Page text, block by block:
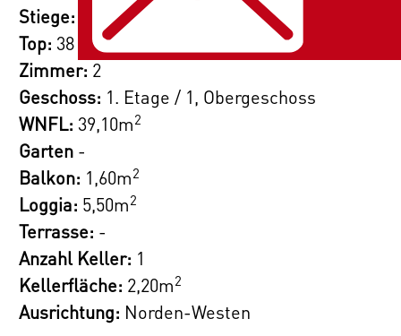
Bedürfnisse ab. Die jeweiligen Freiflächen,
wie Loggia, Balkon, Terrasse oder
Eigengarten, bieten privaten Platz im Freien.
Sollten Sie mehr Wohnraum benötigen,
besprechen Sie das gerne mit dem
Vertriebsteam der Haring
Immobilientreuhand. Es besteht die
Möglichkeit, übereinander liegende
Wohnungen zur Maisonette-Wohnung (4
Zimmer) zusammen zu legen bzw.
nebeneinander liegende Wohnungen zu
verbinden!
Stiege:
Top: 38
Zimmer: 2
Geschoss: 1. Etage / 1, Obergeschoss
WNFL: 39,10m2
Garten -
Balkon: 1,60m2
Loggia: 5,50m2
Terrasse: -
Anzahl Keller: 1
Kellerfläche: 2,20m2
Ausrichtung: Norden-Westen